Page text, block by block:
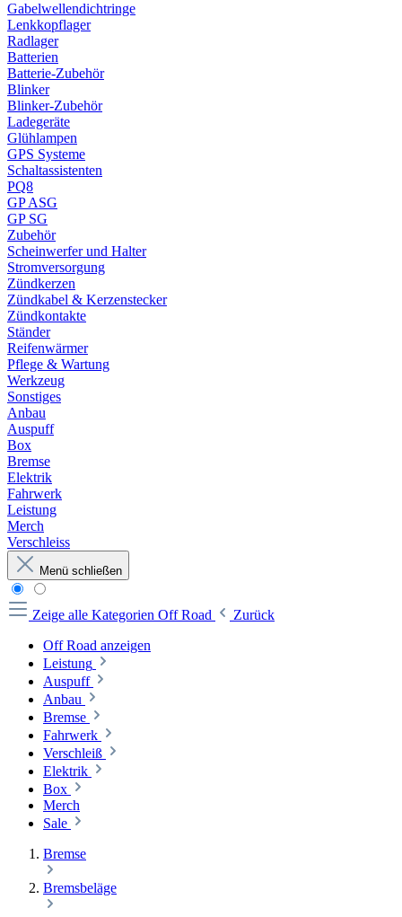
Gabelwellendichtringe
Lenkkopflager
Radlager
Batterien
Batterie-Zubehör
Blinker
Blinker-Zubehör
Ladegeräte
Glühlampen
GPS Systeme
Schaltassistenten
PQ8
GP ASG
GP SG
Zubehör
Scheinwerfer und Halter
Stromversorgung
Zündkerzen
Zündkabel & Kerzenstecker
Zündkontakte
Ständer
Reifenwärmer
Pflege & Wartung
Werkzeug
Sonstiges
Anbau
Auspuff
Box
Bremse
Elektrik
Fahrwerk
Leistung
Merch
Verschleiss
Menü schließen
Zeige alle Kategorien Off Road
Zurück
Off Road anzeigen
Leistung
Auspuff
Anbau
Bremse
Fahrwerk
Verschleiß
Elektrik
Box
Merch
Sale
Bremse
Bremsbeläge